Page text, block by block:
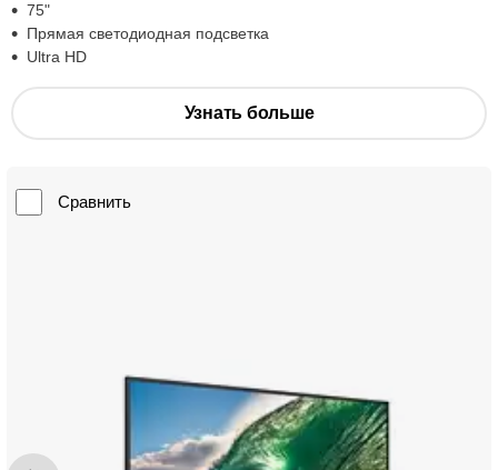
75"
Прямая светодиодная подсветка
Ultra HD
Узнать больше
Сравнить